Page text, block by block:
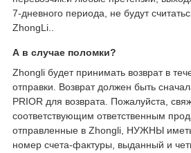
7-дневного периода, не будут
ZhongLi..
А в случае поломки?
Zhongli будет принимать возврат в
отправки. Возврат должен быть
PRIOR для возврата. Пожалуйста,
соответствующим ответственным
отправленные в Zhongli, НУЖНЫ
номер счета-фактуры, выданный и